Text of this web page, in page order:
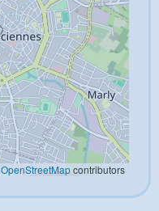
OpenStreetMapcontributors